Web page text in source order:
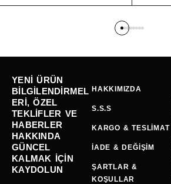
YENI ÜRÜN
BILGILENDIRMEL
ERI, ÖZEL
TEKLIFLER VE
HABERLER
HAKKINDA
GÜNCEL
KALMAK IÇIN
KAYDOLUN
HAKKIMIZDA
S.S.S
KARGO & TESLIMAT
İADE & DEĞIŞIM
ŞARTLAR &
KOŞULLAR